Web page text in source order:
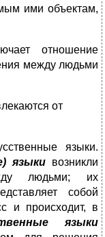
ими объектам,
отношение
между людьми
от
языки.
языки возникли
людьми; их
собой
и происходит, в
языки